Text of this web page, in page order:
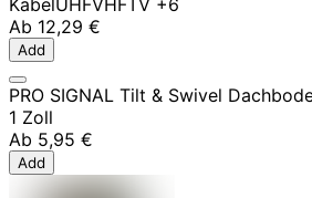
Kabel UHFVHF TV +6
Ab 12,29 €
Add
PRO SIGNAL Tilt & Swivel
1 Zoll
Ab 5,95 €
Add